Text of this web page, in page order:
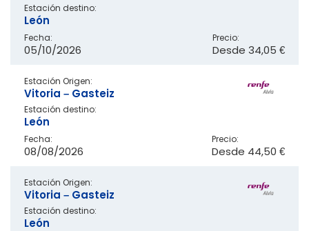
Estación destino:
León
Fecha:
05/10/2026
Precio:
Desde 34,05 €
Estación Origen:
Vitoria – Gasteiz
Estación destino:
León
Fecha:
08/08/2026
Precio:
Desde 44,50 €
Estación Origen:
Vitoria – Gasteiz
Estación destino:
León